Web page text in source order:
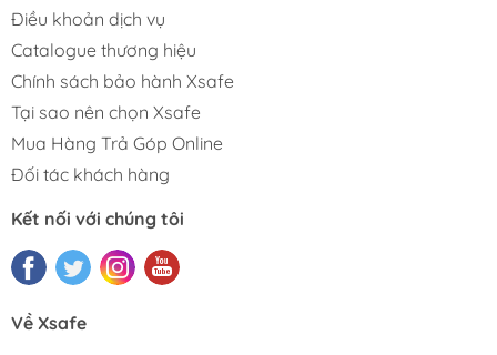
Điều khoản dịch vụ
Catalogue thương hiệu
Chính sách bảo hành Xsafe
Tại sao nên chọn Xsafe
Mua Hàng Trả Góp Online
Đối tác khách hàng
Kết nối với chúng tôi
Về Xsafe